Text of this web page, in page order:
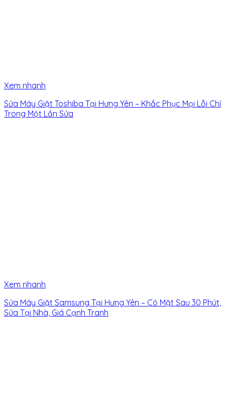
Xem nhanh
Sửa Máy Giặt Toshiba Tại Hưng Yên – Khắc Phục Mọi Lỗi Chỉ
Trong Một Lần Sửa
Xem nhanh
Sửa Máy Giặt Samsung Tại Hưng Yên – Có Mặt Sau 30 Phút,
Sửa Tại Nhà, Giá Cạnh Tranh